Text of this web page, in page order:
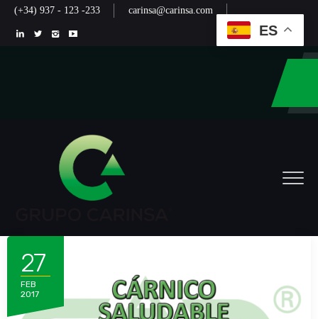
(+34) 937 - 123 -233 carinsa@carinsa.com
27
FEB
2017
ES